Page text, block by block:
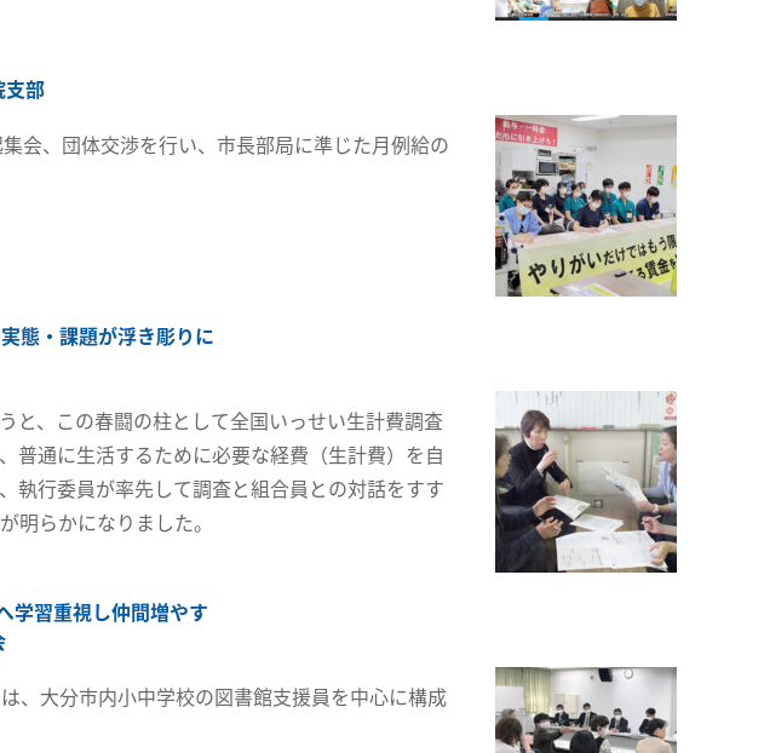
部
会、団体交渉を行い、市長部局に準じた月例給の
態・課題が浮き彫りに
と、この春闘の柱として全国いっせい生計費調査
普通に生活するために必要な経費（生計費）を自
執行委員が率先して調査と組合員との対話をすす
明らかになりました。
習重視し仲間増やす
、大分市内小中学校の図書館支援員を中心に構成